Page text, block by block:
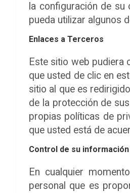
la configuración de
pueda utilizar algunos
Enlaces a Terceros
Este sitio web pudiera
que usted de clic en
sitio al que es
de la protección de
propias políticas de
que usted está de
Control de su
En cualquier
personal que es